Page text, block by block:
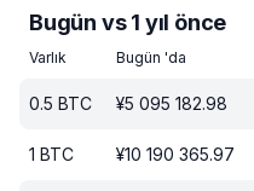
Bugün vs 1 yıl önce
Varlık Bugün 'da
0.5 BTC ¥5 095 182.98
1 BTC ¥10 190 365.97